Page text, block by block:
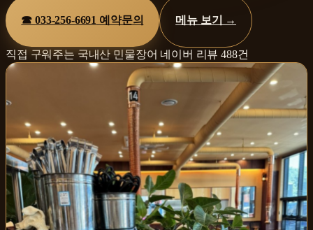
☎033-256-6691 예약문의 메뉴 보기 →
직접 구워주는 국내산 민물장어 네이버 리뷰488건